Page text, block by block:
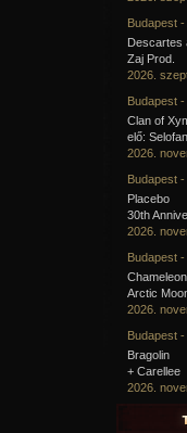
Budapest -
Descartes
Zaj Prod.
2026.
Budapest -
Clan of
elő: Selofan
2026.
Budapest
Placebo
30th
2026.
Budapest
Arctic
2026.
Budapest
Bragolin
+ Carellee
2026.